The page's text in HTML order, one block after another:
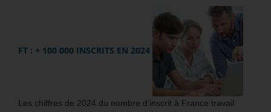
FT : + 100 000 INSCRITS EN 2024
Les chiffres de 2024 du nombre d’inscrit à France travail